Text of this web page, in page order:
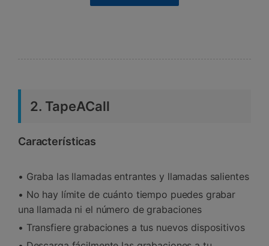
2. TapeACall
Características
• Graba las llamadas entrantes y llamadas salientes
• No hay límite de cuánto tiempo puedes grabar
una llamada ni el número de grabaciones
• Transfiere grabaciones a tus nuevos dispositivos